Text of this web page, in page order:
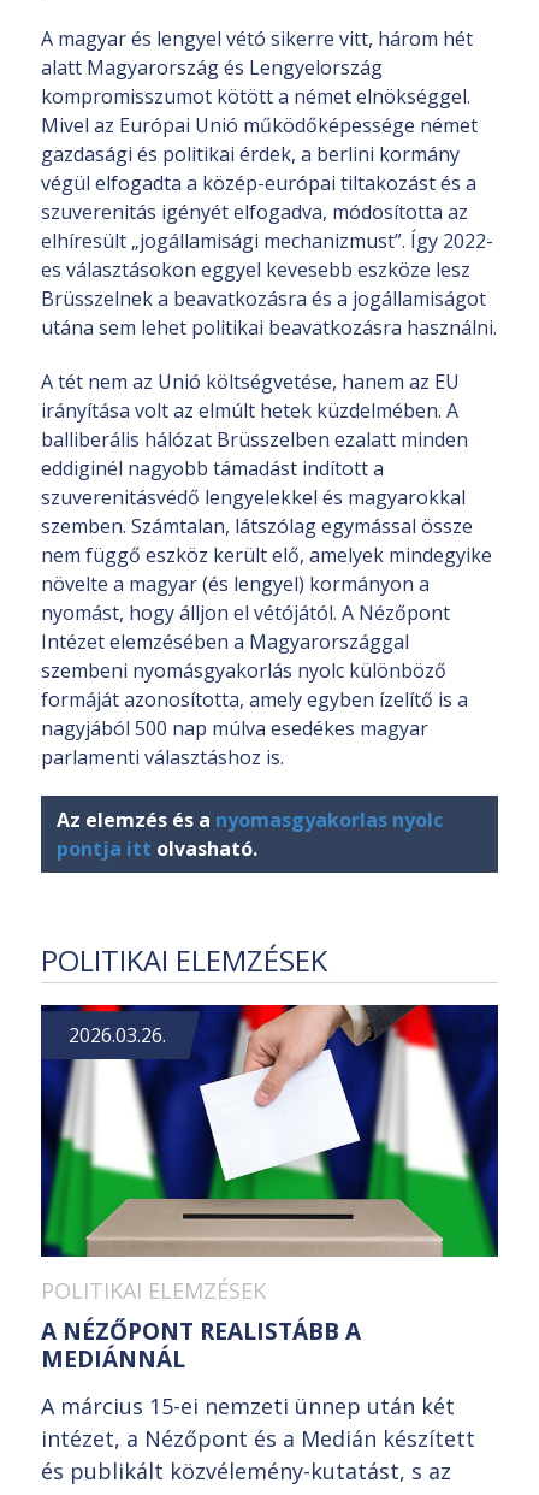
A magyar és lengyel vétó sikerre vitt, három hét
alatt Magyarország és Lengyelország
kompromisszumot kötött a német elnökséggel.
Mivel az Európai Unió működőképessége német
gazdasági és politikai érdek, a berlini kormány
végül elfogadta a közép-európai tiltakozást és a
szuverenitás igényét elfogadva, módosította az
elhíresült „jogállamisági mechanizmust”. Így 2022-
es választásokon eggyel kevesebb eszköze lesz
Brüsszelnek a beavatkozásra és a jogállamiságot
utána sem lehet politikai beavatkozásra használni.
A tét nem az Unió költségvetése, hanem az EU
irányítása volt az elmúlt hetek küzdelmében. A
balliberális hálózat Brüsszelben ezalatt minden
eddiginél nagyobb támadást indított a
szuverenitásvédő lengyelekkel és magyarokkal
szemben. Számtalan, látszólag egymással össze
nem függő eszköz került elő, amelyek mindegyike
növelte a magyar (és lengyel) kormányon a
nyomást, hogy álljon el vétójától. A Nézőpont
Intézet elemzésében a Magyarországgal
szembeni nyomásgyakorlás nyolc különböző
formáját azonosította, amely egyben ízelítő is a
nagyjából 500 nap múlva esedékes magyar
parlamenti választáshoz is.
Az elemzés és a nyomasgyakorlas nyolc
pontja itt olvasható.
POLITIKAI ELEMZÉSEK
2026.03.26.
POLITIKAI ELEMZÉSEK
A NÉZŐPONT REALISTÁBB A
MEDIÁNNÁL
A március 15-ei nemzeti ünnep után két
intézet, a Nézőpont és a Medián készített
és publikált közvélemény-kutatást, s az